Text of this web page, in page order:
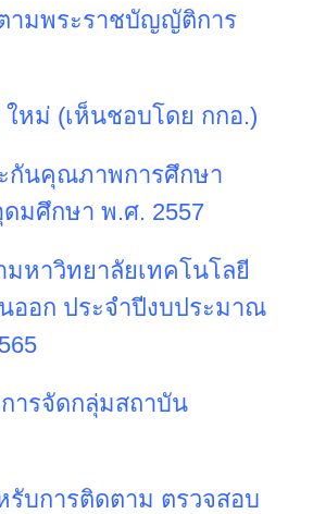
ามพระราชบัญญัติการ
หม่ (เห็นชอบโดย กกอ.)
กันคุณภาพการศึกษา
มศึกษา พ.ศ. 2557
หาวิทยาลัยเทคโนโลยี
ออก ประจำปีงบประมาณ
ารจัดกลุ่มสถาบัน
รับการติดตาม ตรวจสอบ